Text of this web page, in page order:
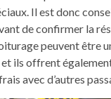
Il est donc
de confirmer la
peuvent être
ils offrent
avec d’autres